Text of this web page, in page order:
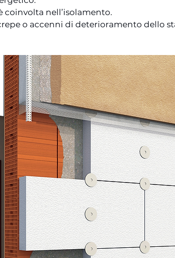
coinvolta nell’isolamento.
o accenni di deterioramento dello